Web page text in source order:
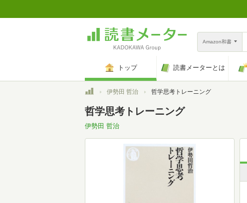
Amazon和書
トップ 読書メーターとは
トップ伊勢田 哲治 哲学思考トレーニング
哲学思考トレーニング
伊勢田 哲治